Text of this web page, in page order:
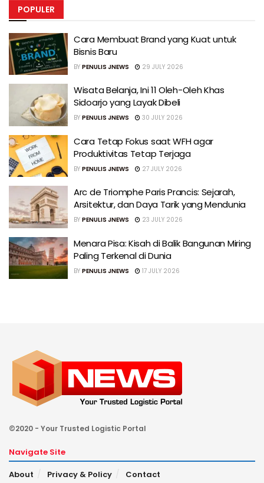
POPULER
Cara Membuat Brand yang Kuat untuk
Bisnis Baru
BY PENULIS JNEWS 29 JULY 2026
Wisata Belanja, Ini 11 Oleh-Oleh Khas
Sidoarjo yang Layak Dibeli
BY PENULIS JNEWS 30 JULY 2026
Cara Tetap Fokus saat WFH agar
Produktivitas Tetap Terjaga
BY PENULIS JNEWS 27 JULY 2026
Arc de Triomphe Paris Prancis: Sejarah,
Arsitektur, dan Daya Tarik yang Mendunia
BY PENULIS JNEWS 23 JULY 2026
Menara Pisa: Kisah di Balik Bangunan Miring
Paling Terkenal di Dunia
BY PENULIS JNEWS 17 JULY 2026
©2020 - Your Trusted Logistic Portal
Navigate Site
About
Privacy & Policy Contact